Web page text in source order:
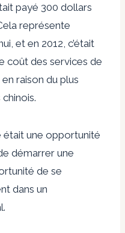
payé 300 dollars
représente
et en 2012, c’était
coût des services de
raison du plus
était une opportunité
démarrer une
de se
dans un